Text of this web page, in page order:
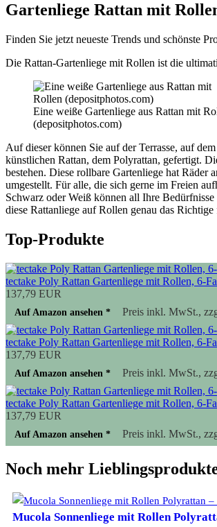
Gartenliege Rattan mit
Finden Sie jetzt neueste Trends und schönste
Die Rattan-Gartenliege mit Rollen ist die
Eine weiße Gartenliege aus Rattan mit
(depositphotos.com)
Auf dieser können Sie auf der Terrasse, auf
künstlichen Rattan, dem Polyrattan, gefertigt.
bestehen. Diese rollbare Gartenliege hat Räder
umgestellt. Für alle, die sich gerne im Freien
Schwarz oder Weiß können all Ihre
diese Rattanliege auf Rollen genau das Richtige
Top-Produkte
tectake Poly Rattan Gartenliege mit Rollen, 6-
137,79 EUR
Auf Amazon ansehen * Preis inkl. MwSt.,
tectake Poly Rattan Gartenliege mit Rollen, 6-
137,79 EUR
Auf Amazon ansehen * Preis inkl. MwSt.,
tectake Poly Rattan Gartenliege mit Rollen, 6-
137,79 EUR
Auf Amazon ansehen * Preis inkl. MwSt.,
Noch mehr
Mucola Sonnenliege mit Rollen